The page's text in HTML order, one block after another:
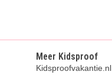
Meer Kidsproof
Kidsproofvakantie.nl